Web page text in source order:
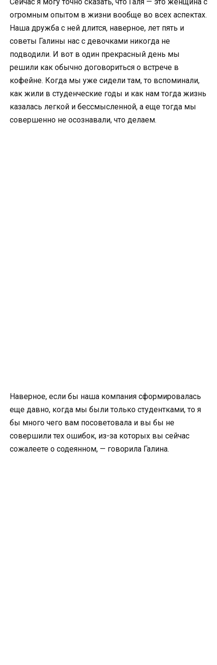
огромным опытом в жизни вообще во всех аспектах.
Наша дружба с ней длится, наверное, лет пять и
советы Галины нас с девочками никогда не
подводили. И вот в один прекрасный день мы
решили как обычно договориться о встрече в
кофейне. Когда мы уже сидели там, то вспоминали,
как жили в студенческие годы и как нам тогда жизнь
казалась легкой и бессмысленной, а еще тогда мы
совершенно не осознавали, что делаем.
Наверное, если бы наша компания сформировалась
еще давно, когда мы были только студентками, то я
бы много чего вам посоветовала и вы бы не
совершили тех ошибок, из-за которых вы сейчас
сожалеете о содеянном, — говорила Галина.